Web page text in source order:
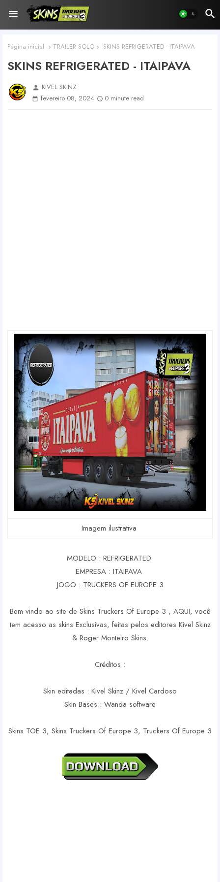
Página inicial TRAILER SOLO SKINS REFRIGERATED - ITAIPAVA
SKINS REFRIGERATED - ITAIPAVA
person KIVEL SKINZ
fevereiro 08, 2024
0 minute read
Imagem ilustrativa
MODELO : REFRIGERATED
EMPRESA : ITAIPAVA
JOGO : TRUCKERS OF EUROPE 3
Bem vindo ao site de Skins Truckers Of Europe 3 , AQUI, você
tem acesso as skins Exclusivas, feitas pelos editores Kivel Skinz
& Roger Monteiro Skins.
Créditos :
Skin editadas : Kivel Skinz / Kivel Cardoso
Skin Bases : Wanda software
Skins TOE 3, Skins Truckers Of Europe 3, Truckers Of Europe 3